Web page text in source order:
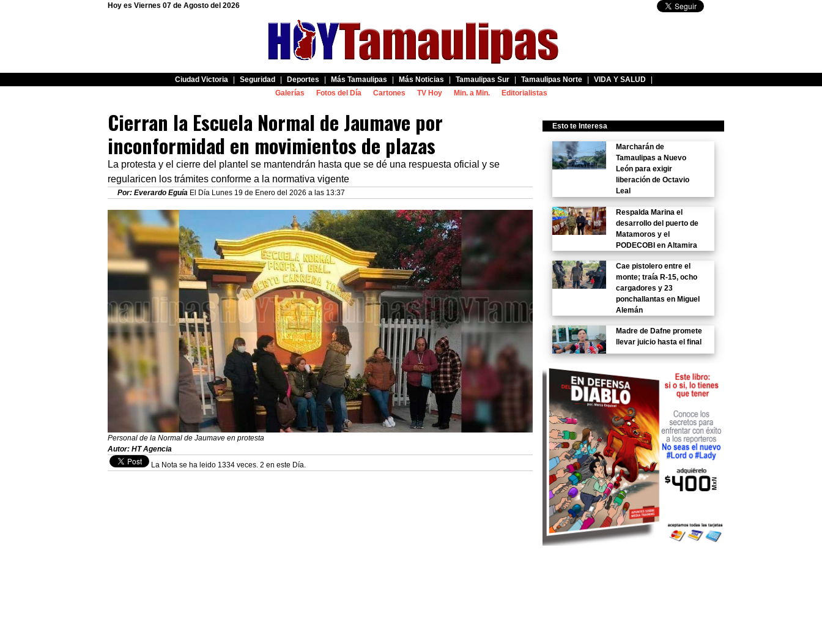
Hoy es Viernes 07 de Agosto del 2026
Ciudad Victoria Seguridad Deportes Más Tamaulipas Más Noticias Tamaulipas Sur Tamaulipas Norte VIDA Y SALUD
Galerías
Fotos del Día Cartones TV Hoy Min. a Min. Editorialistas
Cierran la Escuela Normal de Jaumave por
inconformidad en movimientos de plazas
La protesta y el cierre del plantel se mantendrán hasta que se dé una respuesta oficial y se
regularicen los trámites conforme a la normativa vigente
Por: Everardo Eguía El Día Lunes 19 de Enero del 2026 a las 13:37
Personal de la Normal de Jaumave en protesta
Autor: HT Agencia
La Nota se ha leido 1334 veces. 2 en este Día.
Esto te Interesa
Marcharán de
Tamaulipas a Nuevo
León para exigir
liberación de Octavio
Leal
Respalda Marina el
desarrollo del puerto de
Matamoros y el
PODECOBI en Altamira
Cae pistolero entre el
monte; traía R-15, ocho
cargadores y 23
ponchallantas en Miguel
Alemán
Madre de Dafne promete
llevar juicio hasta el final